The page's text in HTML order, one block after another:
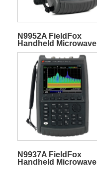
N9952A FieldFox
Handheld Microwave
Spectrum Analyzer
N9937A FieldFox
Handheld Microwave